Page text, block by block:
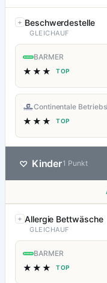
Beschwerdestelle
GLEICHAUF
BARMER
★★★ TOP
Continentale
★★★ TOP
♡ Kinder1 Punkt
Allergie Bettwäsche
GLEICHAUF
BARMER
★★★ TOP